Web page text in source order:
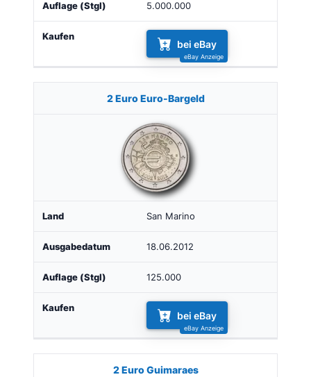
5.000.000
bei eBay
2 Euro Euro-Bargeld
San Marino
18.06.2012
125.000
bei eBay
2 Euro Guimaraes